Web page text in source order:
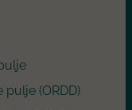
pulje (ORDD)